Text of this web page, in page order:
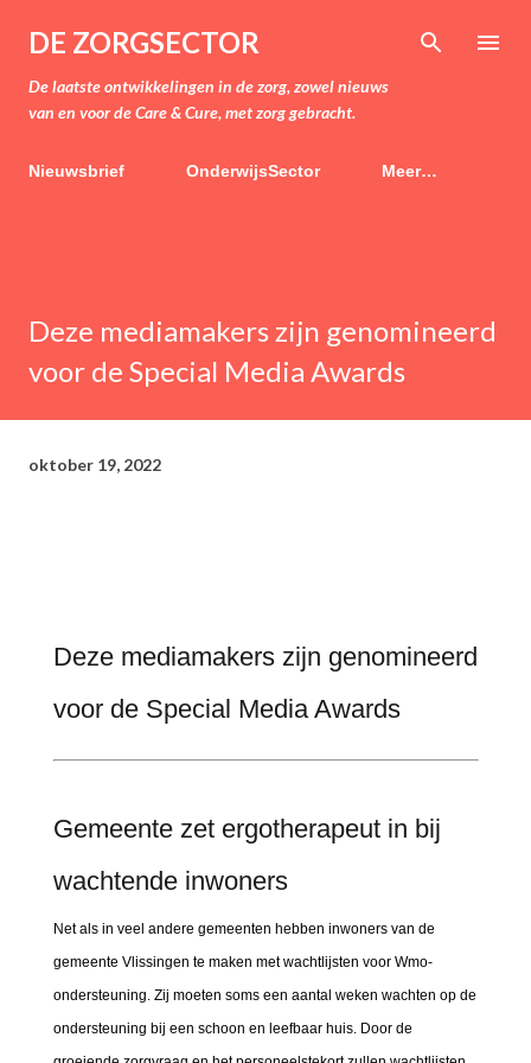
Doorgaan naar hoofdcontent
DE ZORGSECTOR
De laatste ontwikkelingen in de zorg, zowel nieuws
van en voor de Care & Cure, met zorg gebracht.
Nieuwsbrief OnderwijsSector Meer…
Deze mediamakers zijn genomineerd
voor de Special Media Awards
oktober 19, 2022
Deze mediamakers zijn genomineerd
voor de Special Media Awards
Gemeente zet ergotherapeut in bij
wachtende inwoners
Net als in veel andere gemeenten hebben inwoners van de
gemeente Vlissingen te maken met wachtlijsten voor Wmo-
ondersteuning. Zij moeten soms een aantal weken wachten op de
ondersteuning bij een schoon en leefbaar huis. Door de